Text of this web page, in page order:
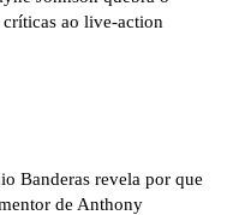
ao live-action
Banderas revela por que
de Anthony